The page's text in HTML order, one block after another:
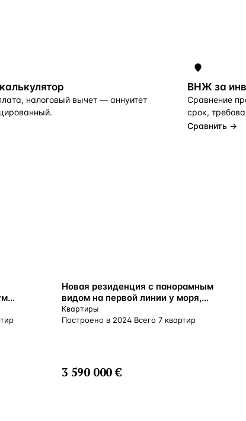
налоговый вычет — аннуитет
ВНЖ за
Сравнение
срок,
Сравнить →
ВНЖ
Новая резиденция с панорамным
видом на первой линии у моря,
Лимассол, Кипр
Квартиры
Построено в 2024 Всего 7 квартир
3 590 000 €